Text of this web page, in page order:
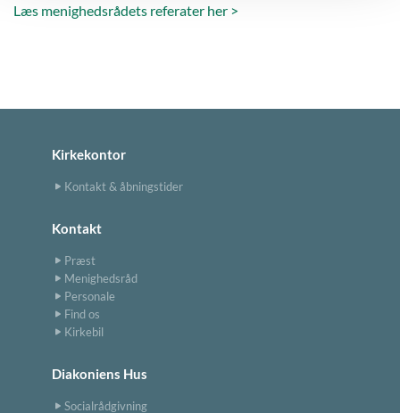
Læs menighedsrådets referater her >
Kirkekontor
Kontakt & åbningstider
Kontakt
Præst
Menighedsråd
Personale
Find os
Kirkebil
Diakoniens Hus
Socialrådgivning